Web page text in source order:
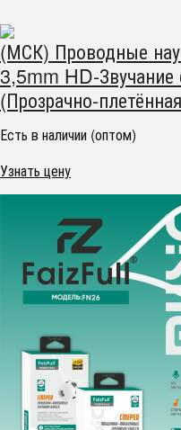
(МСК) Проводные
3,5mm HD-
(Прозрачно-
Есть в наличии (оптом)
Узнать цену